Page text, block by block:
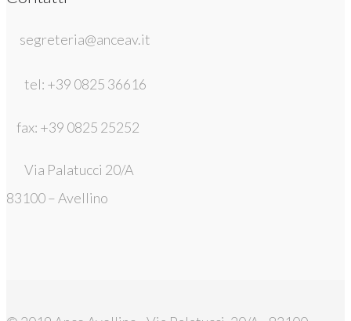
segreteria@anceav.it
tel: +39 0825 36616
fax: +39 0825 25252
Via Palatucci 20/A
83100 – Avellino